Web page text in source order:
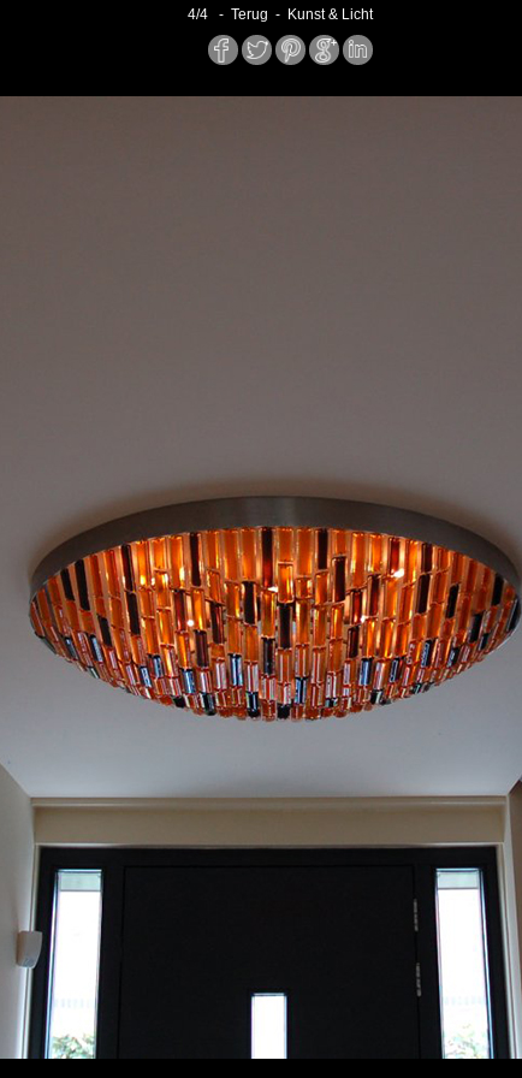
4/4 - Terug - Kunst & Licht